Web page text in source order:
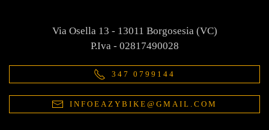
Via Osella 13 - 13011 Borgosesia (VC)
P.Iva - 02817490028
347 0799144
INFOEAZYBIKE@GMAIL.COM